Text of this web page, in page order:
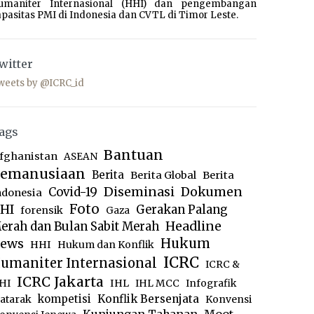
Internasional (HHI) dan pengembangan
PMI di Indonesia dan CVTL di Timor Leste.
by @ICRC_id
ASEAN Bantuan
Berita Berita Global Berita
Covid-19 Diseminasi Dokumen
forensik Foto Gaza Gerakan Palang
dan Bulan Sabit Merah Headline
HHI Hukum dan Konflik Hukum
Internasional ICRC ICRC &
ICRC Jakarta IHL IHL MCC Infografik
kompetisi Konflik Bersenjata Konvensi